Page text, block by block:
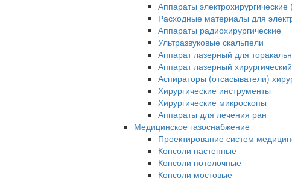
Аппараты электрохирургические
Расходные материалы для
Аппараты радиохирургические
Ультразвуковые скальпели
Аппарат лазерный для
Аппарат лазерный
Аспираторы (отсасыватели)
Хирургические инструменты
Хирургические микроскопы
Аппараты для лечения ран
Медицинское газоснабжение
Проектирование систем
Консоли настенные
Консоли потолочные
Консоли мостовые